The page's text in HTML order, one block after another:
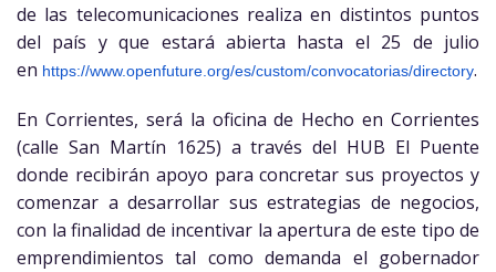
de las telecomunicaciones realiza en distintos puntos
del país y que estará abierta hasta el 25 de julio
en https://www.openfuture.org/es/custom/convocatorias/directory.
En Corrientes, será la oficina de Hecho en Corrientes
(calle San Martín 1625) a través del HUB El Puente
donde recibirán apoyo para concretar sus proyectos y
comenzar a desarrollar sus estrategias de negocios,
con la finalidad de incentivar la apertura de este tipo de
emprendimientos tal como demanda el gobernador